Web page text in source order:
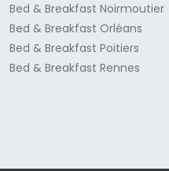
Bed & Breakfast Noirmoutier
Bed & Breakfast Orléans
Bed & Breakfast Poitiers
Bed & Breakfast Rennes